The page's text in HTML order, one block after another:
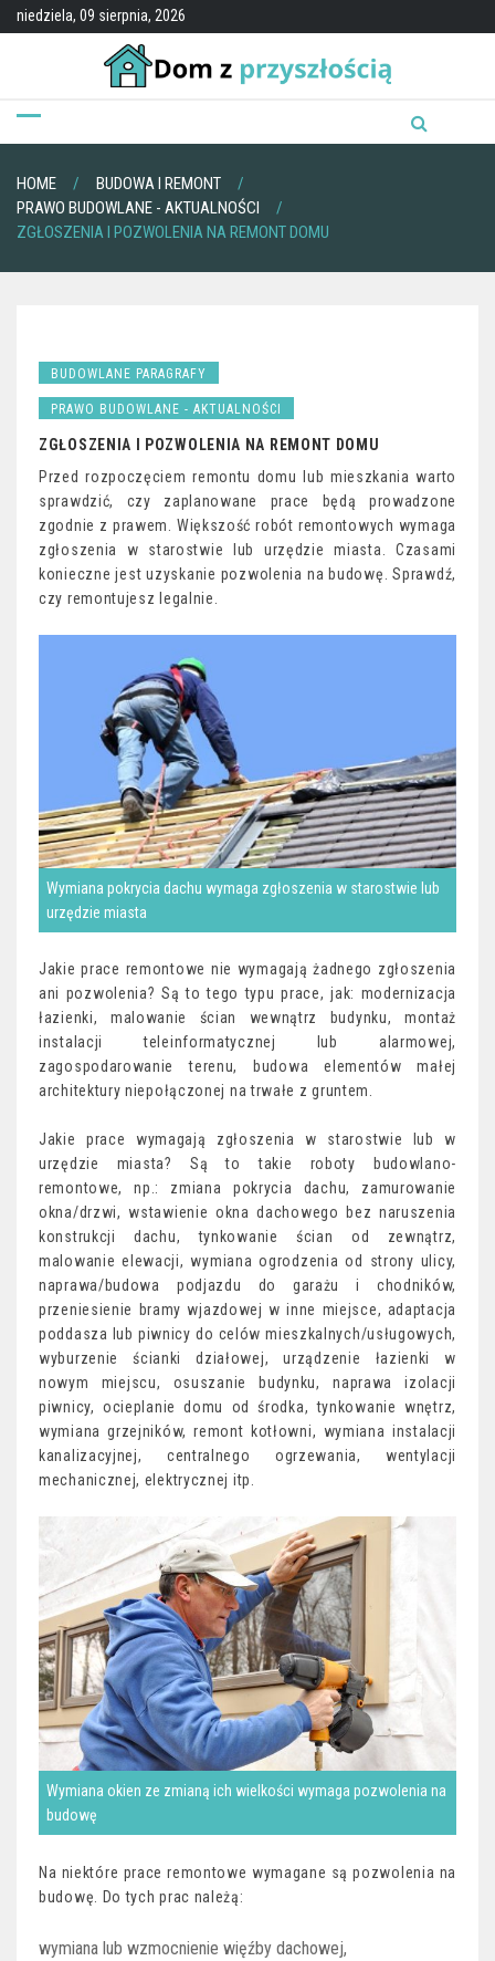
niedziela, 09 sierpnia, 2026
HOME
BUDOWA I REMONT
PRAWO BUDOWLANE - AKTUALNOŚCI
ZGŁOSZENIA I POZWOLENIA NA REMONT DOMU
BUDOWLANE PARAGRAFY
PRAWO BUDOWLANE - AKTUALNOŚCI
ZGŁOSZENIA I POZWOLENIA NA REMONT DOMU
Przed rozpoczęciem remontu domu lub mieszkania warto
sprawdzić, czy zaplanowane prace będą prowadzone
zgodnie z prawem. Większość robót remontowych wymaga
zgłoszenia w starostwie lub urzędzie miasta. Czasami
konieczne jest uzyskanie pozwolenia na budowę. Sprawdź,
czy remontujesz legalnie.
Wymiana pokrycia dachu wymaga zgłoszenia w starostwie lub
urzędzie miasta
Jakie prace remontowe nie wymagają żadnego zgłoszenia
ani pozwolenia? Są to tego typu prace, jak: modernizacja
łazienki, malowanie ścian wewnątrz budynku, montaż
instalacji teleinformatycznej lub alarmowej,
zagospodarowanie terenu, budowa elementów małej
architektury niepołączonej na trwałe z gruntem.
Jakie prace wymagają zgłoszenia w starostwie lub w
urzędzie miasta? Są to takie roboty budowlano-
remontowe, np.: zmiana pokrycia dachu, zamurowanie
okna/drzwi, wstawienie okna dachowego bez naruszenia
konstrukcji dachu, tynkowanie ścian od zewnątrz,
malowanie elewacji, wymiana ogrodzenia od strony ulicy,
naprawa/budowa podjazdu do garażu i chodników,
przeniesienie bramy wjazdowej w inne miejsce, adaptacja
poddasza lub piwnicy do celów mieszkalnych/usługowych,
wyburzenie ścianki działowej, urządzenie łazienki w
nowym miejscu, osuszanie budynku, naprawa izolacji
piwnicy, ocieplanie domu od środka, tynkowanie wnętrz,
wymiana grzejników, remont kotłowni, wymiana instalacji
kanalizacyjnej, centralnego ogrzewania, wentylacji
mechanicznej, elektrycznej itp.
Wymiana okien ze zmianą ich wielkości wymaga pozwolenia na
budowę
Na niektóre prace remontowe wymagane są pozwolenia na
budowę. Do tych prac należą:
wymiana lub wzmocnienie więźby dachowej,